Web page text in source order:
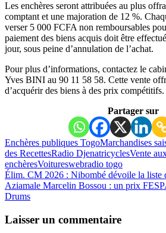
Les enchères seront attribuées au plus
comptant et une majoration de 12 %.
verser 5 000 FCFA non remboursables
paiement des biens acquis doit être
jour, sous peine d’annulation de l’achat.
Pour plus d’informations, contactez le
Yves BINI au 90 11 58 58. Cette vente
d’acquérir des biens à des prix compétitifs.
Partager sur
Enchères publiques TogoMarchandises
des RecettesRadio DjenatricyclesVente
enchèresVoitureswebradio togo
Élim. CM 2026 : Nibombé dévoile la liste
Aziamale Marcelin Bossou : un prix
Drums
Laisser un commentaire